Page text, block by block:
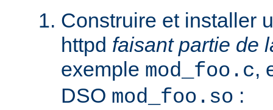
Construire et installer
httpd faisant partie de
exemple mod_foo.c,
DSO mod_foo.so :